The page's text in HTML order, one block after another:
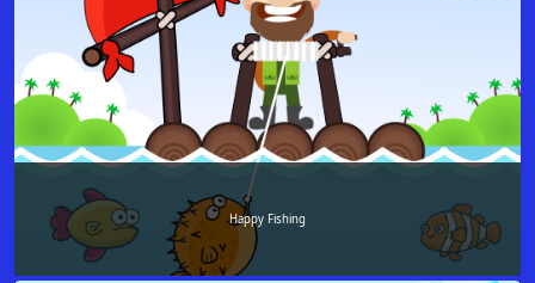
Happy Fishing